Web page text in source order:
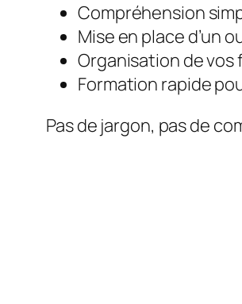
Compréhension
Mise en place d’un
Organisation de
Formation rapide
Pas de jargon, pas de